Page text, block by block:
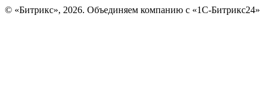
© «Битрикс», 2026. Объединяем компанию с «1С-Битрикс24»